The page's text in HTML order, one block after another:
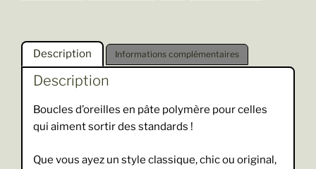
Description Informations complémentaires
Description
Boucles d’oreilles en pâte polymère pour celles
qui aiment sortir des standards !
Que vous ayez un style classique, chic ou original,